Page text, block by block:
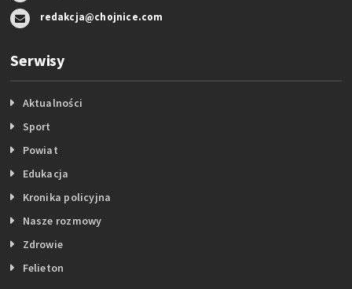
redakcja@chojnice.com
Serwisy
Aktualności
Sport
Powiat
Edukacja
Kronika policyjna
Nasze rozmowy
Zdrowie
Felieton